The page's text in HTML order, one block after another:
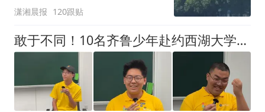
了
潇湘晨报 120跟贴
敢于不同！10名齐鲁少年赴约西湖大学！他们是谁？为何而选？